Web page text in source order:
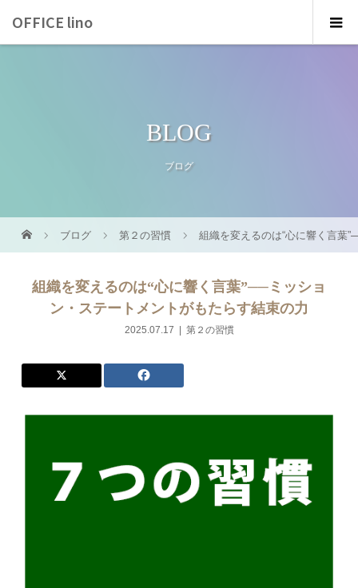
OFFICE lino
BLOG
ブログ
ブログ 第２の習慣 組織を変えるのは“心に響く言葉
組織を変えるのは“心に響く言葉”──ミッショ
ン・ステートメントがもたらす結束の力
2025.07.17 第２の習慣